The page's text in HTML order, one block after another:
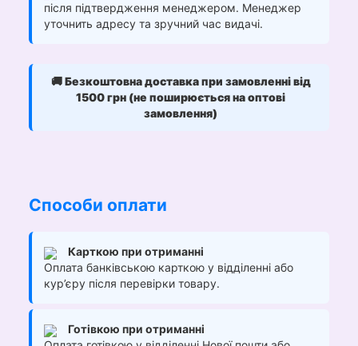
після підтвердження менеджером. Менеджер
уточнить адресу та зручний час видачі.
🚚Безкоштовна доставка при замовленні від
1500 грн (не поширюється на оптові
замовлення)
Способи оплати
Карткою при отриманні
Оплата банківською карткою у відділенні або
кур’єру після перевірки товару.
Готівкою при отриманні